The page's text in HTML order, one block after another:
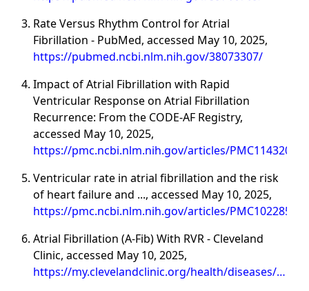
Rate Versus Rhythm Control for Atrial
Fibrillation - PubMed, accessed May 10, 2025,
https://pubmed.ncbi.nlm.nih.gov/38073307/
Impact of Atrial Fibrillation with Rapid
Ventricular Response on Atrial Fibrillation
Recurrence: From the CODE-AF Registry,
accessed May 10, 2025,
https://pmc.ncbi.nlm.nih.gov/articles/PMC11432096/
Ventricular rate in atrial fibrillation and the risk
of heart failure and ..., accessed May 10, 2025,
https://pmc.ncbi.nlm.nih.gov/articles/PMC10228534/
Atrial Fibrillation (A-Fib) With RVR - Cleveland
Clinic, accessed May 10, 2025,
https://my.clevelandclinic.org/health/diseases/